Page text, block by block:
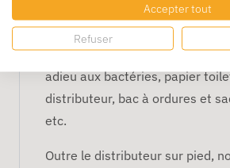
gamme de produits d’hygiène et
mousse nettoyante pour une
plus propre, spray désinfectant
adieu aux bactéries, papier
distributeur, bac à ordures et
etc.
Outre le distributeur sur pied,
Accepter tout
Refuser